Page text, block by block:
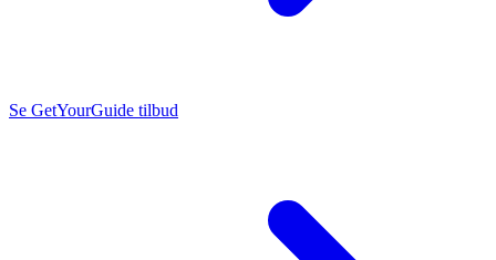
Se GetYourGuide tilbud